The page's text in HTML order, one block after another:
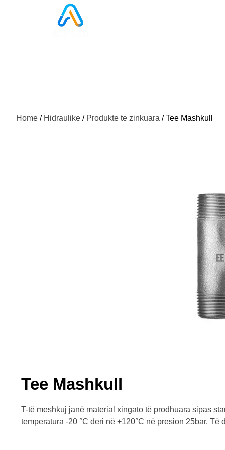
Home / Hidraulike / Produkte te zinkuara / Tee Mashkull
Tee Mashkull
T-të meshkuj janë material xingato të prodhuara sipas
temperatura -20 °C deri në +120°C në presion 25bar.